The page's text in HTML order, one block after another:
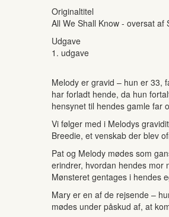
Originaltitel
All We Shall Know - oversat af
Udgave
1. udgave
Melody er gravid – hun er 33,
har forladt hende, da hun
hensynet til hendes gamle far
Vi følger med i Melodys
Breedie, et venskab der blev
Pat og Melody mødes som
erindrer, hvordan hendes
Mønsteret gentages i hendes
Mary er en af de rejsende –
mødes under påskud af, at